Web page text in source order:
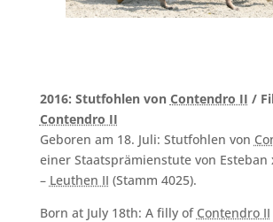
2016: Stutfohlen von Contendro II /
Contendro II
Geboren am 18. Juli: Stutfohlen von
einer Staatsprämienstute von Esteban
– Leuthen II (Stamm 4025).
Born at July 18th: A filly of Contendro II